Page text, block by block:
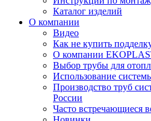
Каталог изделий
О компании
Видео
Как не купить
О компании
Выбор трубы для
Использование
Производство труб
России
Часто встречающиеся